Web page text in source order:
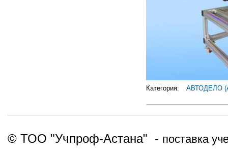
Категория: АВТОДЕЛО
© ТОО "Учпроф-Астана" - поставка